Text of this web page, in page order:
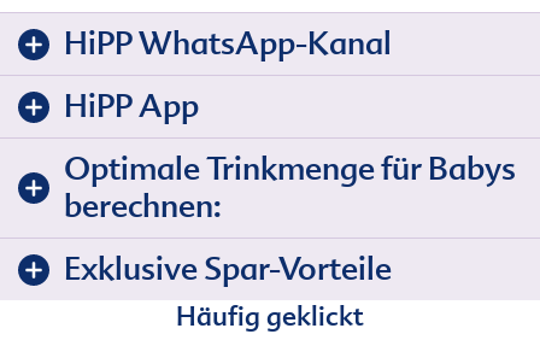
HiPP WhatsApp-Kanal
HiPP App
Optimale Trinkmenge für Babys
berechnen:
Exklusive Spar-Vorteile
Häufig geklickt